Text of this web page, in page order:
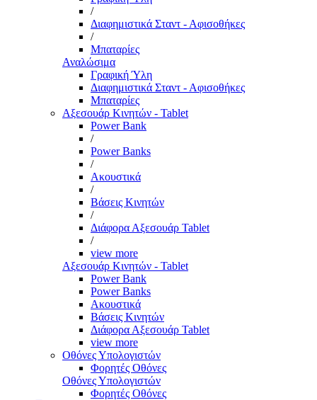
/
Διαφημιστικά Σταντ - Αφισοθήκες
/
Μπαταρίες
Αναλώσιμα
Γραφική Ύλη
Διαφημιστικά Σταντ - Αφισοθήκες
Μπαταρίες
Αξεσουάρ Κινητών - Tablet
Power Bank
/
Power Banks
/
Ακουστικά
/
Βάσεις Κινητών
/
Διάφορα Αξεσουάρ Tablet
/
view more
Αξεσουάρ Κινητών - Tablet
Power Bank
Power Banks
Ακουστικά
Βάσεις Κινητών
Διάφορα Αξεσουάρ Tablet
view more
Οθόνες Υπολογιστών
Φορητές Οθόνες
Οθόνες Υπολογιστών
Φορητές Οθόνες